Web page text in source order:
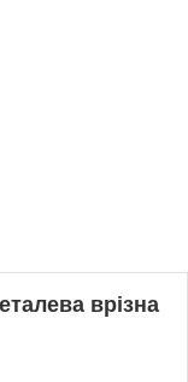
врізна